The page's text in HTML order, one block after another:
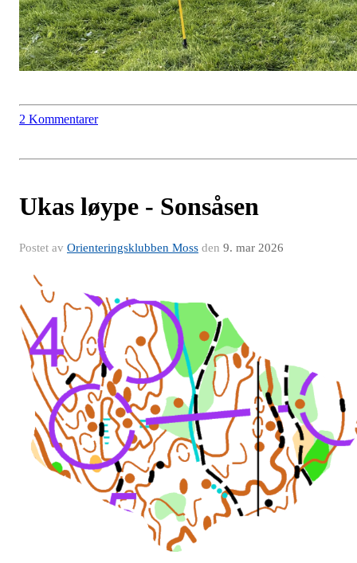
2 Kommentarer
Ukas løype - Sonsåsen
Postet av Orienteringsklubben Moss den 9. mar 2026